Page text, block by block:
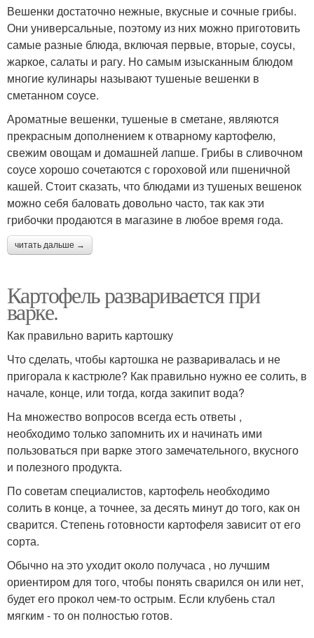
Вешенки достаточно нежные, вкусные и сочные грибы.
Они универсальные, поэтому из них можно приготовить
самые разные блюда, включая первые, вторые, соусы,
жаркое, салаты и рагу. Но самым изысканным блюдом
многие кулинары называют тушеные вешенки в
сметанном соусе.
Ароматные вешенки, тушеные в сметане, являются
прекрасным дополнением к отварному картофелю,
свежим овощам и домашней лапше. Грибы в сливочном
соусе хорошо сочетаются с гороховой или пшеничной
кашей. Стоит сказать, что блюдами из тушеных вешенок
можно себя баловать довольно часто, так как эти
грибочки продаются в магазине в любое время года.
читать дальше →
Картофель разваривается при
варке.
Как правильно варить картошку
Что сделать, чтобы картошка не разваривалась и не
пригорала к кастрюле? Как правильно нужно ее солить, в
начале, конце, или тогда, когда закипит вода?
На множество вопросов всегда есть ответы ,
необходимо только запомнить их и начинать ими
пользоваться при варке этого замечательного, вкусного
и полезного продукта.
По советам специалистов, картофель необходимо
солить в конце, а точнее, за десять минут до того, как он
сварится. Степень готовности картофеля зависит от его
сорта.
Обычно на это уходит около получаса , но лучшим
ориентиром для того, чтобы понять сварился он или нет,
будет его прокол чем-то острым. Если клубень стал
мягким - то он полностью готов.